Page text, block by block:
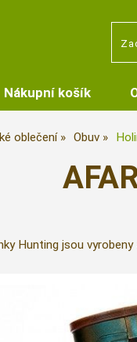
Nákupní košík
oblečení Obuv
Hunting jsou